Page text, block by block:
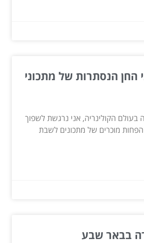
החן הנסתרות של מתכוני
בעולם הקולינריה, אני נרגשת לשפוך
מוכרים של מתכונים לשבת
בבאר שבע